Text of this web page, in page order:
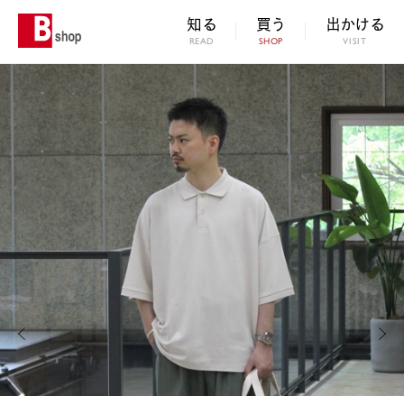
知る
READ
買う
SHOP
出かける
VISIT